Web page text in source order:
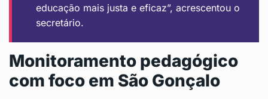
educação mais justa e eficaz”, acrescentou o
secretário.
Monitoramento pedagógico
com foco em São Gonçalo